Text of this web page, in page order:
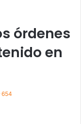
órdenes
en
654